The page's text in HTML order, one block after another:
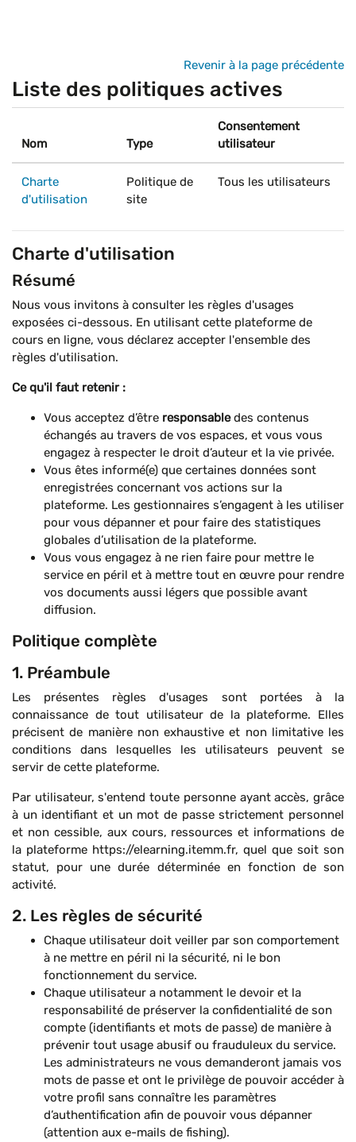
Revenir à la page précédente
Liste des politiques actives
Nom Type
Consentement
utilisateur
Charte
d'utilisation
Politique de
site
Tous les utilisateurs
Charte d'utilisation
Résumé
Nous vous invitons à consulter les règles d'usages
exposées ci-dessous. En utilisant cette plateforme de
cours en ligne, vous déclarez accepter l'ensemble des
règles d'utilisation.
Ce qu'il faut retenir :
Vous acceptez d’être responsabledes contenus
échangés au travers de vos espaces, et vous vous
engagez à respecter le droit d’auteur et la vie privée.
Vous êtes informé(e) que certaines données sont
enregistrées concernant vos actions sur la
plateforme. Les gestionnaires s’engagent à les utiliser
pour vous dépanner et pour faire des statistiques
globales d’utilisation de la plateforme.
Vous vous engagez à ne rien faire pour mettre le
service en péril et à mettre tout en œuvre pour rendre
vos documents aussi légers que possible avant
diffusion.
Politique complète
1. Préambule
Les présentes règles d'usages sont portées à la
connaissance de tout utilisateur de la plateforme. Elles
précisent de manière non exhaustive et non limitative les
conditions dans lesquelles les utilisateurs peuvent se
servir de cette plateforme.
Par utilisateur, s'entend toute personne ayant accès, grâce
à un identifiant et un mot de passe strictement personnel
et non cessible, aux cours, ressources et informations de
la plateforme https://elearning.itemm.fr, quel que soit son
statut, pour une durée déterminée en fonction de son
activité.
2. Les règles de sécurité
Chaque utilisateur doit veiller par son comportement
à ne mettre en péril ni la sécurité, ni le bon
fonctionnement du service.
Chaque utilisateur a notamment le devoir et la
responsabilité de préserver la confidentialité de son
compte (identifiants et mots de passe) de manière à
prévenir tout usage abusif ou frauduleux du service.
Les administrateurs ne vous demanderont jamais vos
mots de passe et ont le privilège de pouvoir accéder à
votre profil sans connaître les paramètres
d’authentification afin de pouvoir vous dépanner
(attention aux e-mails de fishing).